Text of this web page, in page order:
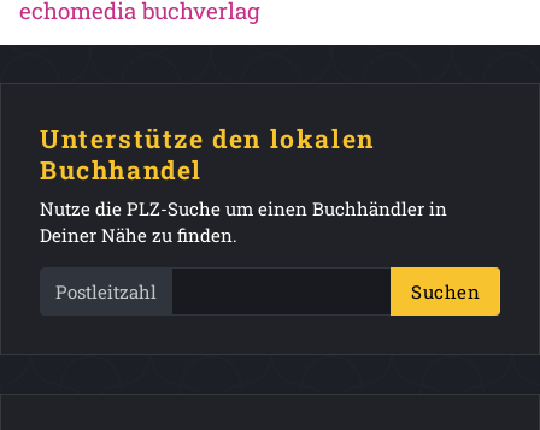
echomedia buchverlag
Unterstütze den lokalen
Buchhandel
Nutze die PLZ-Suche um einen Buchhändler in
Deiner Nähe zu finden.
Postleitzahl Suchen